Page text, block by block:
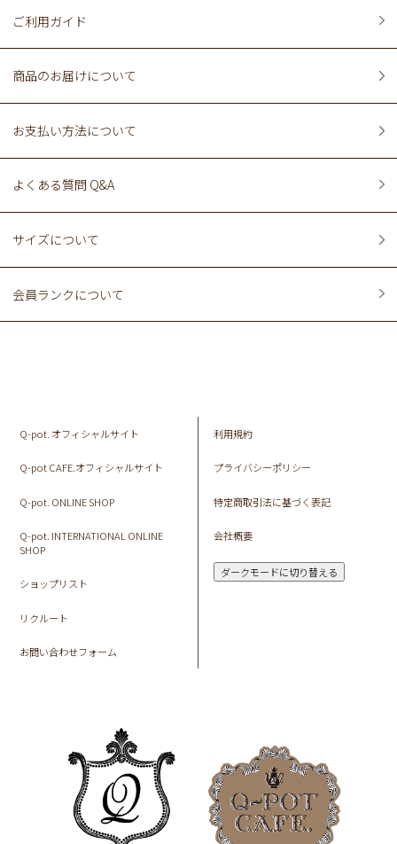
ご利用ガイド
商品のお届けについて
お支払い方法について
よくある質問 Q&A
サイズについて
会員ランクについて
Q-pot. オフィシャルサイト
Q-pot CAFE.オフィシャルサイト
Q-pot. ONLINE SHOP
Q-pot. INTERNATIONAL ONLINE
SHOP
ショップリスト
リクルート
お問い合わせフォーム
利用規約
プライバシーポリシー
特定商取引法に基づく表記
会社概要
ダークモードに切り替える